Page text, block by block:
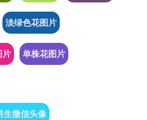
淡绿色花图片
片 单株花图片
生微信头像